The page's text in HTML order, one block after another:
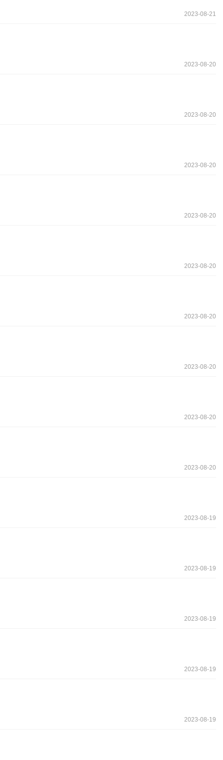
2023-08-21
2023-08-20
2023-08-20
2023-08-20
2023-08-20
2023-08-20
2023-08-20
2023-08-20
2023-08-20
2023-08-20
2023-08-19
2023-08-19
2023-08-19
2023-08-19
2023-08-19